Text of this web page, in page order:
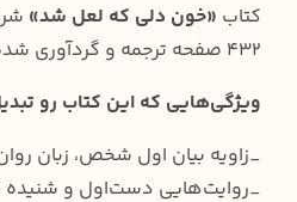
کتاب «خون دلی که لعل شد»
۴۳۲ صفحه ترجمه و گردآوری شده.
ویژگی‌هایی که این کتاب رو
_زاویه بیان اول شخص، زبان
_روایت‌هایی دست‌اول و شنیده